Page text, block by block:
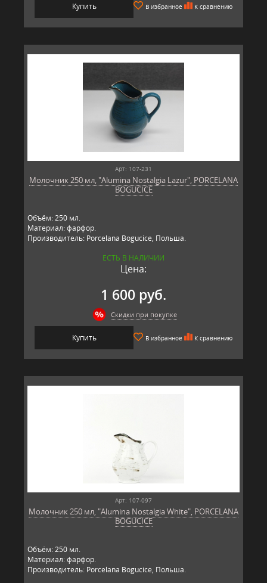
Купить В избранное К сравнению
Арт: 107-231
Молочник 250 мл, "Alumina Nostalgia Lazur", PORCELANA
BOGUCICE
Объём: 250 мл.
Материал: фарфор.
Производитель: Porcelana Bogucice, Польша.
ЕСТЬ В НАЛИЧИИ
Цена:
1 600 руб.
Скидки при покупке
Купить В избранное К сравнению
Арт: 107-097
Молочник 250 мл, "Alumina Nostalgia White", PORCELANA
BOGUCICE
Объём: 250 мл.
Материал: фарфор.
Производитель: Porcelana Bogucice, Польша.